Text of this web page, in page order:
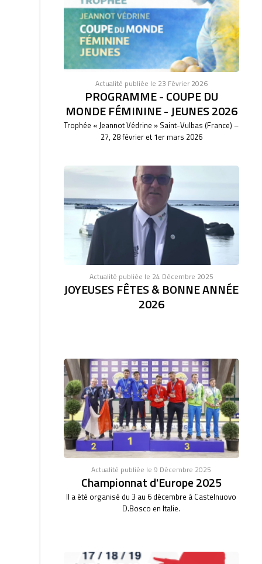
Actualité publiée le 23 Février 2026
PROGRAMME - COUPE DU
MONDE FÉMININE - JEUNES 2026
Trophée « Jeannot Védrine » Saint-Vulbas (France) –
27, 28 février et 1er mars 2026
Actualité publiée le 24 Décembre 2025
JOYEUSES FÊTES & BONNE ANNÉE
2026
Actualité publiée le 9 Décembre 2025
Championnat d'Europe 2025
Il a été organisé du 3 au 6 décembre à Castelnuovo
D.Bosco en Italie.